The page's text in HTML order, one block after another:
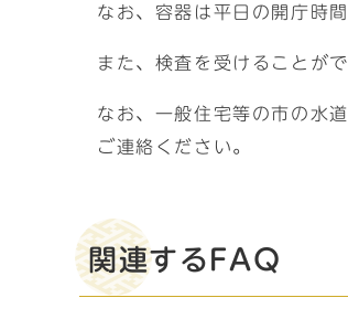
なお、容器は平日の開庁時
また、検査を受けることが
なお、一般住宅等の市の水
ご連絡ください。
関連するFAQ